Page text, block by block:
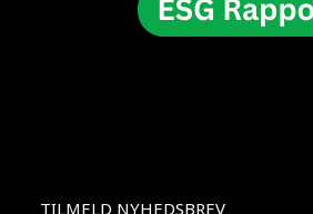
TILMELD NYHEDSBREV